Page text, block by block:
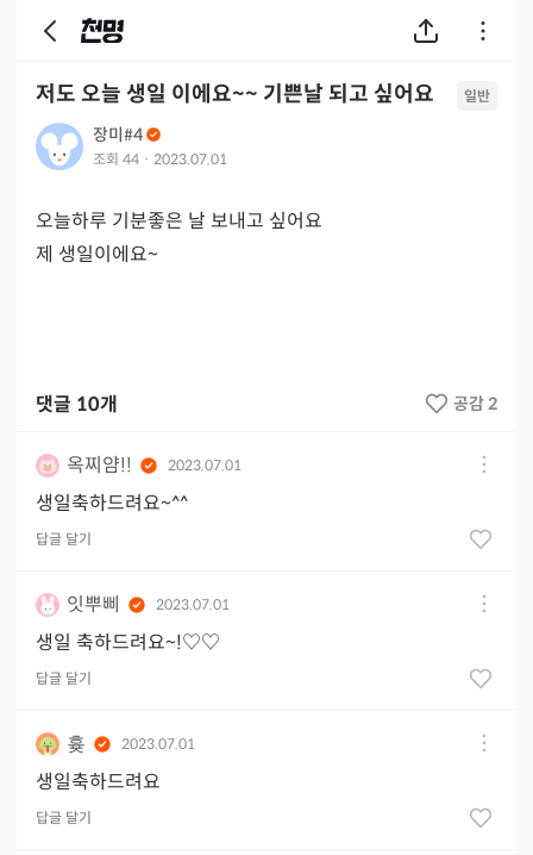
저도 오늘 생일 이에요~~ 기쁜날 되고 싶어요 일반
장미#4
조회 44 · 2023.07.01
오늘하루 기분좋은 날 보내고 싶어요
제 생일이에요~
댓글 10개 공감 2
옥찌얌!! 2023.07.01
생일축하드려요~^^
답글 달기
잇뿌삐 2023.07.01
생일 축하드려요~!♡♡
답글 달기
흊 2023.07.01
생일축하드려요
답글 달기